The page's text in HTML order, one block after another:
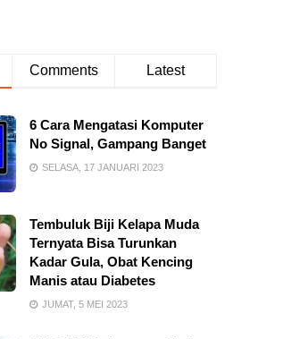
Comments Latest
6 Cara Mengatasi Komputer
No Signal, Gampang Banget
SELASA, 17 JANUARI 2023
Tembuluk Biji Kelapa Muda
Ternyata Bisa Turunkan
Kadar Gula, Obat Kencing
Manis atau Diabetes
JUMAT, 5 MEI 2023